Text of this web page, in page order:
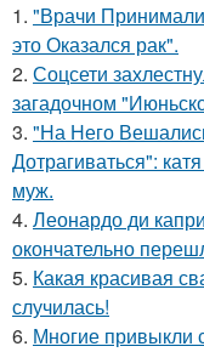
1. "Врачи
это Оказался рак".
2. Соцсети
загадочном
3. "На Него
Дотрагиваться":
муж.
4. Леонардо ди
окончательно
5. Какая красивая
случилась!
6. Многие привыкли